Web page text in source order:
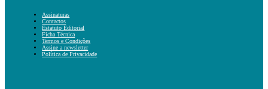
Assinaturas
Contactos
Estatuto Editorial
Ficha Técnica
Termos e Condições
Assine a newsletter
Política de Privacidade